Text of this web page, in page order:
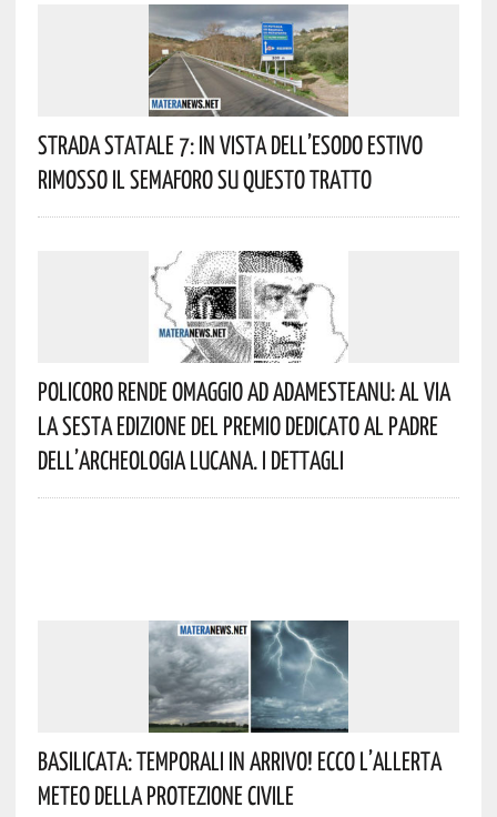
Strada Statale 7: In Vista Dell’esodo Estivo
Rimosso Il Semaforo Su Questo Tratto
Policoro Rende Omaggio Ad Adamesteanu: Al Via
La Sesta Edizione Del Premio Dedicato Al Padre
Dell’archeologia Lucana. I Dettagli
Basilicata: Temporali In Arrivo! Ecco L’allerta
Meteo Della Protezione Civile